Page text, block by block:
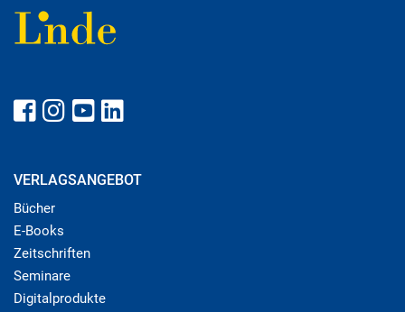
VERLAGSANGEBOT
Bücher
E-Books
Zeitschriften
Seminare
Digitalprodukte